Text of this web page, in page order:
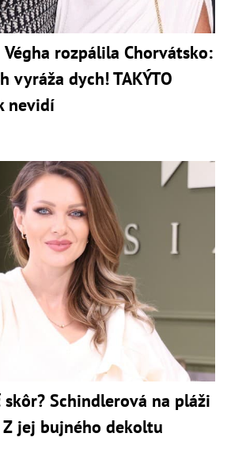
rozpálila Chorvátsko:
vyráža dych! TAKÝTO
nevidí
Schindlerová na pláži
jej bujného dekoltu